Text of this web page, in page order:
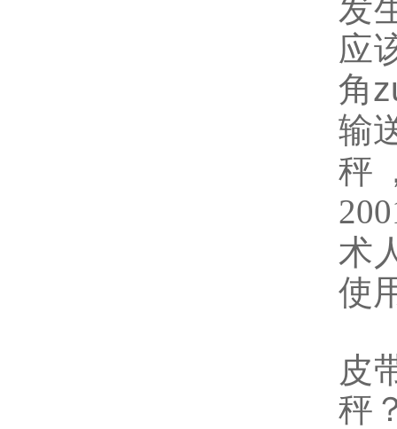
发
应
角
输
秤
术
使
皮
秤